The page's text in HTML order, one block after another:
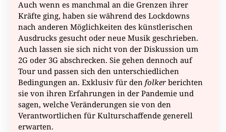
Auch wenn es manchmal an die Grenzen ihrer
Kräfte ging, haben sie während des Lockdowns
nach anderen Möglichkeiten des künstlerischen
Ausdrucks gesucht oder neue Musik geschrieben.
Auch lassen sie sich nicht von der Diskussion um
2G oder 3G abschrecken. Sie gehen dennoch auf
Tour und passen sich den unterschiedlichen
Bedingungen an. Exklusiv für den folkerberichten
sie von ihren Erfahrungen in der Pandemie und
sagen, welche Veränderungen sie von den
Verantwortlichen für Kulturschaffende generell
erwarten.